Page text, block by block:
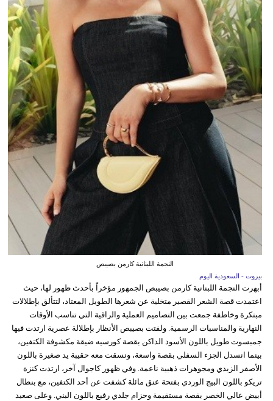
النجمة اللبنانية كارمن بصيبص
بيروت - السعودية اليوم
أبهرت النجمة اللبنانية كارمن بصيبص الجمهور مؤخراً بأحدث ظهور لها، حيث
اعتمدت قصة الشعر القصير متخلية عن شعرها الطويل المعتاد، لتتألق بإطلالات
مبتكرة وخاطفة جمعت بين التصاميم العملية والراقية التي تناسب الأوقات
النهارية والمناسبات الرسمية. ولفتت بصيبص الأنظار بإطلالة عصرية ارتدت فيها
جمبسوت طويل باللون الأسود الداكن بقصة كورسيه ضيقة مكشوفة الكتفين،
بينما انسدل الجزء السفلي بقصة واسعة، ونسقت معه حقيبة يد صغيرة باللون
الأصفر الزبدي ومجوهرات ذهبية ناعمة. وفي ظهور كاجوال آخر، ارتدت كنزة
تريكو باللون البيج الوردي بفتحة عنق مائلة كشفت عن أحد الكتفين، مع بنطال
أبيض عالي الخصر بقصة مستقيمة وحزام جلدي رفيع باللون البني. وعلى صعيد